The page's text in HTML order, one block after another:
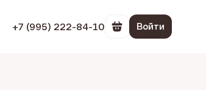
+7 (995) 222-84-10 Перейти в
Войти